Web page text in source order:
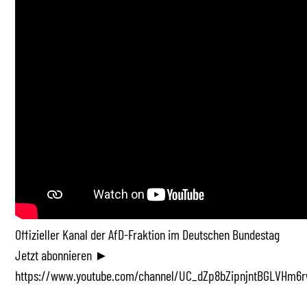
Offizieller Kanal der AfD-Fraktion im Deutschen Bundestag
Jetzt abonnieren ►
https://www.youtube.com/channel/